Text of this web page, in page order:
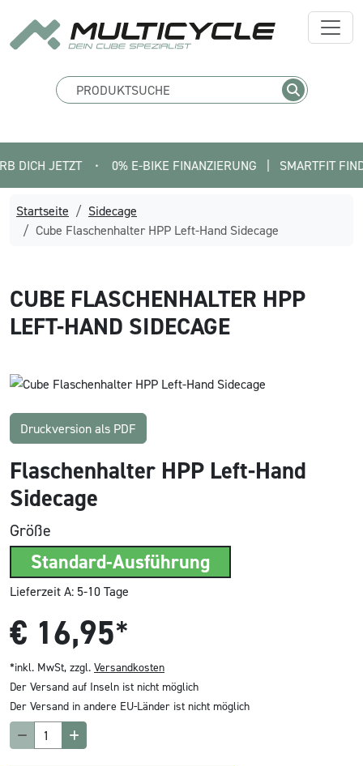
JETZT • 0% E-BIKE FINANZIERUNG   |   SMARTFIT FINDE
Startseite
Sidecage
Cube Flaschenhalter HPP Left-Hand Sidecage
CUBE FLASCHENHALTER HPP
LEFT-HAND SIDECAGE
Druckversion als PDF
Flaschenhalter HPP Left-Hand
Sidecage
Größe
Standard-Ausführung
Lieferzeit A: 5-10 Tage
€ 16,95*
*inkl. MwSt, zzgl. Versandkosten
Der Versand auf Inseln ist nicht möglich
Der Versand in andere EU-Länder ist nicht möglich